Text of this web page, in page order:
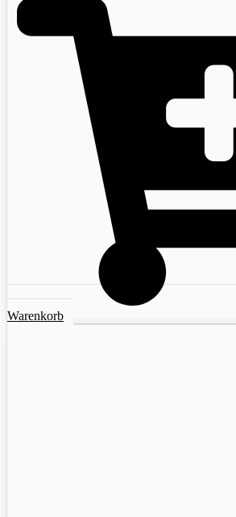
Warenkorb